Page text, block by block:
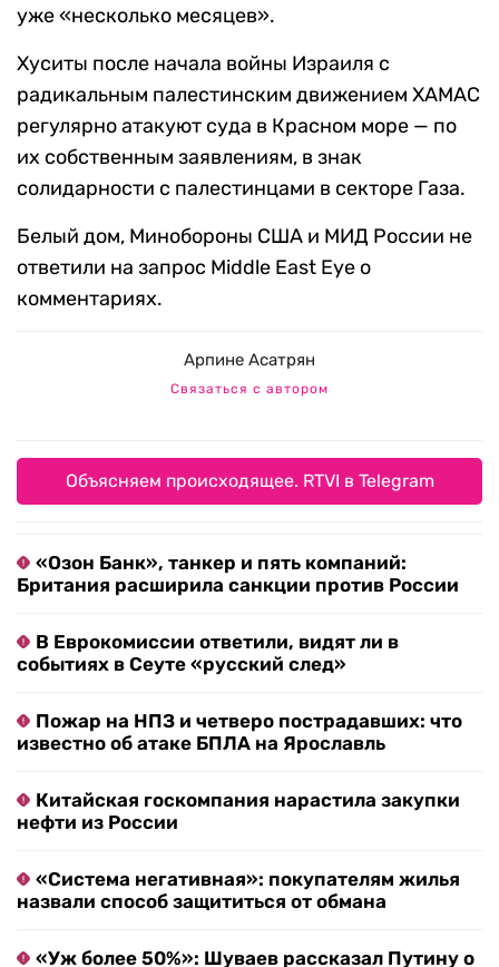
уже «несколько месяцев».
Хуситы после начала войны Израиля с
радикальным палестинским движением ХАМАС
регулярно атакуют суда в Красном море — по
их собственным заявлениям, в знак
солидарности с палестинцами в секторе Газа.
Белый дом, Минобороны США и МИД России не
ответили на запрос Middle East Eye о
комментариях.
Арпине Асатрян
Связаться с автором
Объясняем происходящее. RTVI в Telegram
«Озон Банк», танкер и пять компаний:
Британия расширила санкции против России
В Еврокомиссии ответили, видят ли в
событиях в Сеуте «русский след»
Пожар на НПЗ и четверо пострадавших: что
известно об атаке БПЛА на Ярославль
Китайская госкомпания нарастила закупки
нефти из России
«Система негативная»: покупателям жилья
назвали способ защититься от обмана
«Уж более 50%»: Шуваев рассказал Путину о